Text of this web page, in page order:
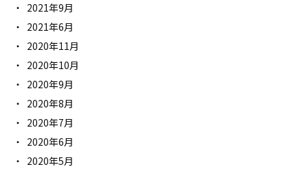
2021年9月
2021年6月
2020年11月
2020年10月
2020年9月
2020年8月
2020年7月
2020年6月
2020年5月